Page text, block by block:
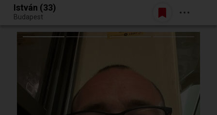
Egy jó randiból bármi lehet.
Belépés
István (33)
Budapest